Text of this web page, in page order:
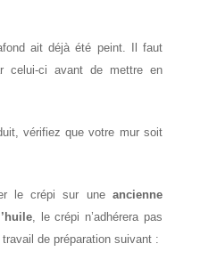
ait déjà été peint. Il faut
celui-ci avant de mettre en
vérifiez que votre mur soit
le crépi sur uneancienne
, le crépi n’adhérera pas
de préparation suivant :